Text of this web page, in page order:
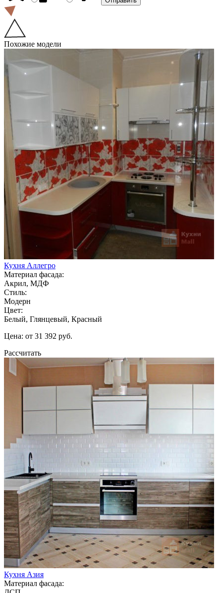
Похожие модели
Кухня Аллегро
Материал фасада:
Акрил, МДФ
Стиль:
Модерн
Цвет:
Белый, Глянцевый, Красный
Цена: от 31 392 руб.
Рассчитать
Кухня Азия
Материал фасада: